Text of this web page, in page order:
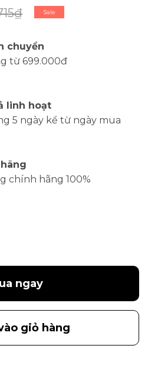
Sale
chuyển
từ 699.000đ
linh hoạt
5 ngày kể từ ngày mua
chính hãng 100%
ngay
giỏ hàng